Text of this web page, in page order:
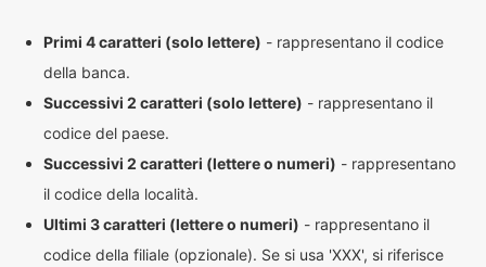
Primi 4 caratteri (solo lettere) - rappresentano il codice
della banca.
Successivi 2 caratteri (solo lettere) - rappresentano il
codice del paese.
Successivi 2 caratteri (lettere o numeri) - rappresentano
il codice della località.
Ultimi 3 caratteri (lettere o numeri) - rappresentano il
codice della filiale (opzionale). Se si usa 'XXX', si riferisce